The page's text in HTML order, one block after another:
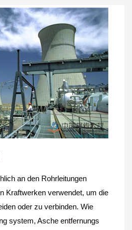
an den Rohrleitungen
Kraftwerken verwendet, um die
oder zu verbinden. Wie
system, Asche entfernungs